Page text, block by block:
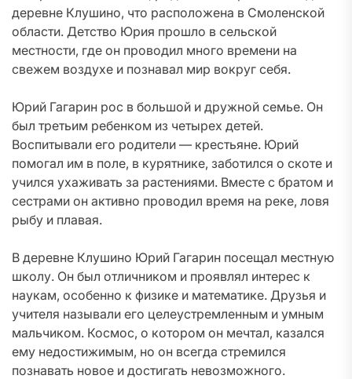
деревне Клушино, что расположена в Смоленской
области. Детство Юрия прошло в сельской
местности, где он проводил много времени на
свежем воздухе и познавал мир вокруг себя.
Юрий Гагарин рос в большой и дружной семье. Он
был третьим ребенком из четырех детей.
Воспитывали его родители — крестьяне. Юрий
помогал им в поле, в курятнике, заботился о скоте и
учился ухаживать за растениями. Вместе с братом и
сестрами он активно проводил время на реке, ловя
рыбу и плавая.
В деревне Клушино Юрий Гагарин посещал местную
школу. Он был отличником и проявлял интерес к
наукам, особенно к физике и математике. Друзья и
учителя называли его целеустремленным и умным
мальчиком. Космос, о котором он мечтал, казался
ему недостижимым, но он всегда стремился
познавать новое и достигать невозможного.